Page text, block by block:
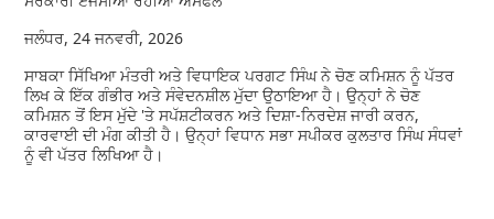
ਜਲੰਧਰ, 24 ਜਨਵਰੀ, 2026
ਸਾਬਕਾ ਸਿੱਖਿਆ ਮੰਤਰੀ ਅਤੇ ਵਿਧਾਇਕ ਪਰਗਟ ਸਿੰਘ ਨੇ ਚੋਣ ਕਮਿਸ਼ਨ ਨੂੰ ਪੱਤਰ
ਲਿਖ ਕੇ ਇੱਕ ਗੰਭੀਰ ਅਤੇ ਸੰਵੇਦਨਸ਼ੀਲ ਮੁੱਦਾ ਉਠਾਇਆ ਹੈ। ਉਨ੍ਹਾਂ ਨੇ ਚੋਣ
ਕਮਿਸ਼ਨ ਤੋਂ ਇਸ ਮੁੱਦੇ 'ਤੇ ਸਪੱਸ਼ਟੀਕਰਨ ਅਤੇ ਦਿਸ਼ਾ-ਨਿਰਦੇਸ਼ ਜਾਰੀ ਕਰਨ,
ਕਾਰਵਾਈ ਦੀ ਮੰਗ ਕੀਤੀ ਹੈ। ਉਨ੍ਹਾਂ ਵਿਧਾਨ ਸਭਾ ਸਪੀਕਰ ਕੁਲਤਾਰ ਸਿੰਘ ਸੰਧਵਾਂ
ਨੂੰ ਵੀ ਪੱਤਰ ਲਿਖਿਆ ਹੈ।